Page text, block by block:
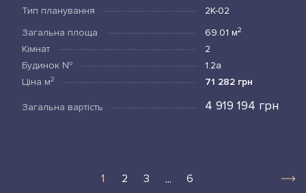
Тип планування
2К-02
Загальна площа
69.01 м2
Кімнат
2
Будинок №
1.2а
Ціна м2 71 282 грн
Загальна вартість 4 919 194 грн
1 2 3 ... 6